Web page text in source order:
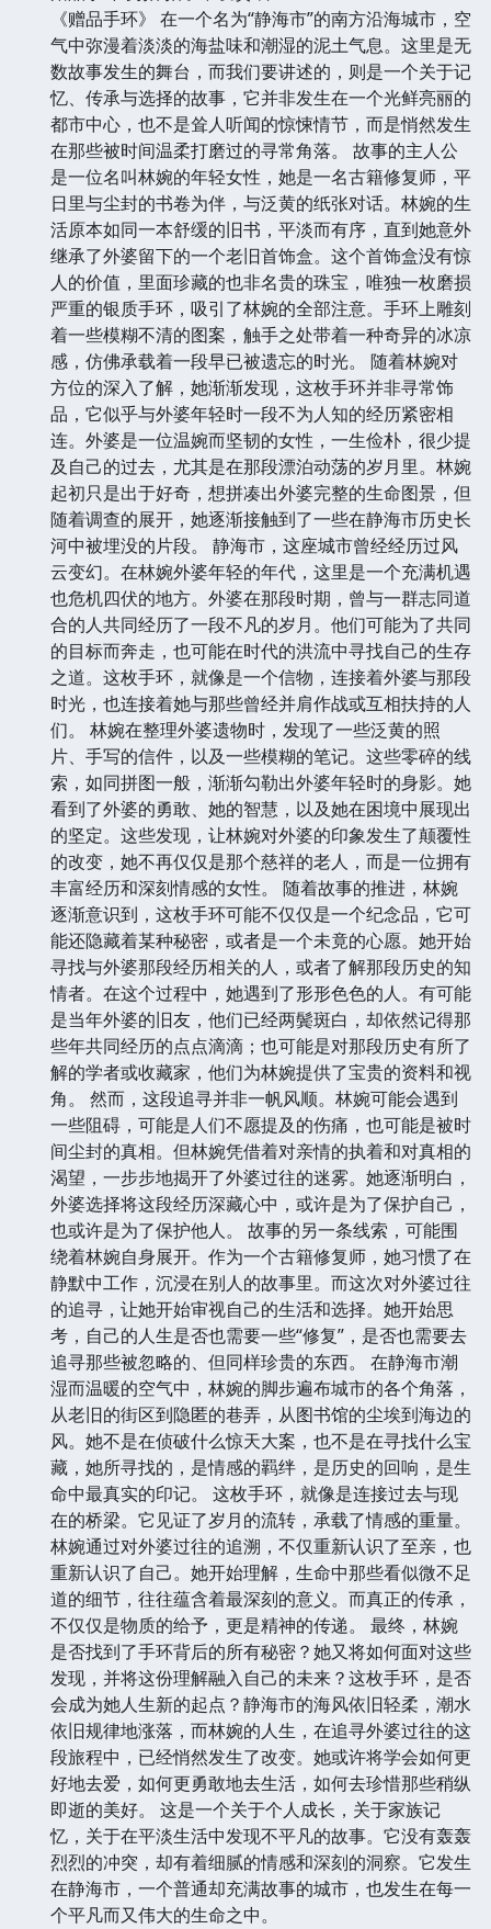
《赠品手环》 在一个名为“静海市”的南方沿海城市，空
气中弥漫着淡淡的海盐味和潮湿的泥土气息。这里是无
数故事发生的舞台，而我们要讲述的，则是一个关于记
忆、传承与选择的故事，它并非发生在一个光鲜亮丽的
都市中心，也不是耸人听闻的惊悚情节，而是悄然发生
在那些被时间温柔打磨过的寻常角落。 故事的主人公
是一位名叫林婉的年轻女性，她是一名古籍修复师，平
日里与尘封的书卷为伴，与泛黄的纸张对话。林婉的生
活原本如同一本舒缓的旧书，平淡而有序，直到她意外
继承了外婆留下的一个老旧首饰盒。这个首饰盒没有惊
人的价值，里面珍藏的也非名贵的珠宝，唯独一枚磨损
严重的银质手环，吸引了林婉的全部注意。手环上雕刻
着一些模糊不清的图案，触手之处带着一种奇异的冰凉
感，仿佛承载着一段早已被遗忘的时光。 随着林婉对
方位的深入了解，她渐渐发现，这枚手环并非寻常饰
品，它似乎与外婆年轻时一段不为人知的经历紧密相
连。外婆是一位温婉而坚韧的女性，一生俭朴，很少提
及自己的过去，尤其是在那段漂泊动荡的岁月里。林婉
起初只是出于好奇，想拼凑出外婆完整的生命图景，但
随着调查的展开，她逐渐接触到了一些在静海市历史长
河中被埋没的片段。 静海市，这座城市曾经经历过风
云变幻。在林婉外婆年轻的年代，这里是一个充满机遇
也危机四伏的地方。外婆在那段时期，曾与一群志同道
合的人共同经历了一段不凡的岁月。他们可能为了共同
的目标而奔走，也可能在时代的洪流中寻找自己的生存
之道。这枚手环，就像是一个信物，连接着外婆与那段
时光，也连接着她与那些曾经并肩作战或互相扶持的人
们。 林婉在整理外婆遗物时，发现了一些泛黄的照
片、手写的信件，以及一些模糊的笔记。这些零碎的线
索，如同拼图一般，渐渐勾勒出外婆年轻时的身影。她
看到了外婆的勇敢、她的智慧，以及她在困境中展现出
的坚定。这些发现，让林婉对外婆的印象发生了颠覆性
的改变，她不再仅仅是那个慈祥的老人，而是一位拥有
丰富经历和深刻情感的女性。 随着故事的推进，林婉
逐渐意识到，这枚手环可能不仅仅是一个纪念品，它可
能还隐藏着某种秘密，或者是一个未竟的心愿。她开始
寻找与外婆那段经历相关的人，或者了解那段历史的知
情者。在这个过程中，她遇到了形形色色的人。有可能
是当年外婆的旧友，他们已经两鬓斑白，却依然记得那
些年共同经历的点点滴滴；也可能是对那段历史有所了
解的学者或收藏家，他们为林婉提供了宝贵的资料和视
角。 然而，这段追寻并非一帆风顺。林婉可能会遇到
一些阻碍，可能是人们不愿提及的伤痛，也可能是被时
间尘封的真相。但林婉凭借着对亲情的执着和对真相的
渴望，一步步地揭开了外婆过往的迷雾。她逐渐明白，
外婆选择将这段经历深藏心中，或许是为了保护自己，
也或许是为了保护他人。 故事的另一条线索，可能围
绕着林婉自身展开。作为一个古籍修复师，她习惯了在
静默中工作，沉浸在别人的故事里。而这次对外婆过往
的追寻，让她开始审视自己的生活和选择。她开始思
考，自己的人生是否也需要一些“修复”，是否也需要去
追寻那些被忽略的、但同样珍贵的东西。 在静海市潮
湿而温暖的空气中，林婉的脚步遍布城市的各个角落，
从老旧的街区到隐匿的巷弄，从图书馆的尘埃到海边的
风。她不是在侦破什么惊天大案，也不是在寻找什么宝
藏，她所寻找的，是情感的羁绊，是历史的回响，是生
命中最真实的印记。 这枚手环，就像是连接过去与现
在的桥梁。它见证了岁月的流转，承载了情感的重量。
林婉通过对外婆过往的追溯，不仅重新认识了至亲，也
重新认识了自己。她开始理解，生命中那些看似微不足
道的细节，往往蕴含着最深刻的意义。而真正的传承，
不仅仅是物质的给予，更是精神的传递。 最终，林婉
是否找到了手环背后的所有秘密？她又将如何面对这些
发现，并将这份理解融入自己的未来？这枚手环，是否
会成为她人生新的起点？静海市的海风依旧轻柔，潮水
依旧规律地涨落，而林婉的人生，在追寻外婆过往的这
段旅程中，已经悄然发生了改变。她或许将学会如何更
好地去爱，如何更勇敢地去生活，如何去珍惜那些稍纵
即逝的美好。 这是一个关于个人成长，关于家族记
忆，关于在平淡生活中发现不平凡的故事。它没有轰轰
烈烈的冲突，却有着细腻的情感和深刻的洞察。它发生
在静海市，一个普通却充满故事的城市，也发生在每一
个平凡而又伟大的生命之中。